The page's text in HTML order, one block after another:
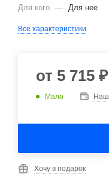
Для кого — Для нее
Все характеристики
от 5 715 ₽
Мало
Хочу в подарок